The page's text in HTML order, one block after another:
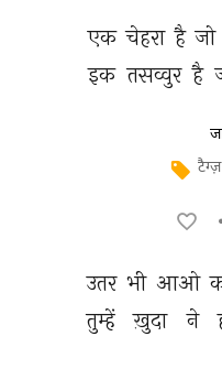
एक चेहरा है जो
इक तसव्वुर है
उतर भी आओ
तुम्हें
ख़ुदा ने